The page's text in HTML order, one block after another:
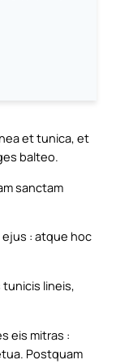
et tunica, et
balteo.
sanctam
: atque hoc
tunicis lineis,
eis mitras :
Postquam